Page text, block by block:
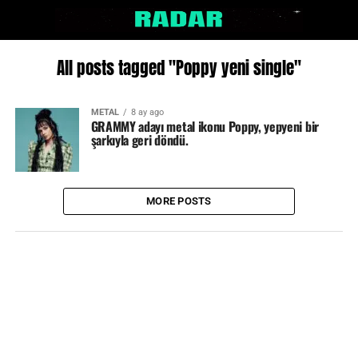
All posts tagged "Poppy yeni single"
METAL 8 ay ago
GRAMMY adayı metal ikonu Poppy, yepyeni bir
şarkıyla geri döndü.
MORE POSTS